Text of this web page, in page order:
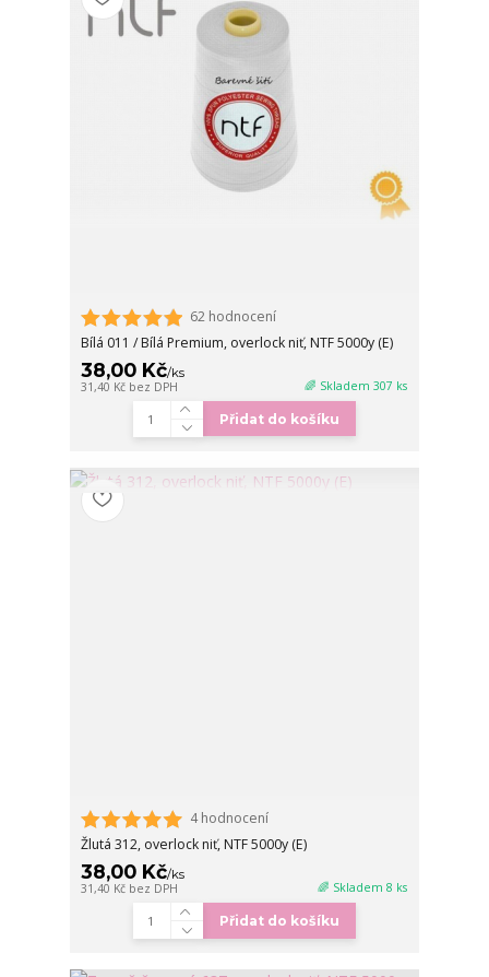
62 hodnocení
Bílá 011 / Bílá Premium, overlock niť, NTF 5000y (E)
38,00 Kč/ks
31,40 Kč bez DPH 🌈 Skladem 307 ks
Přidat do košíku
4 hodnocení
Žlutá 312, overlock niť, NTF 5000y (E)
38,00 Kč/ks
31,40 Kč bez DPH 🌈 Skladem 8 ks
Přidat do košíku